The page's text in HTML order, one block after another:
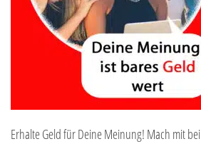
Erhalte Geld für Deine Meinung! Mach mit bei